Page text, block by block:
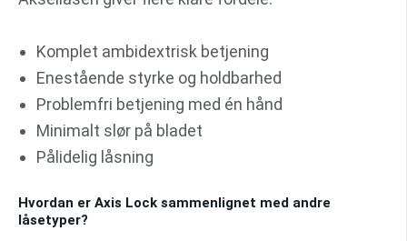
Komplet ambidextrisk betjening
Enestående styrke og holdbarhed
Problemfri betjening med én hånd
Minimalt slør på bladet
Pålidelig låsning
Hvordan er Axis Lock sammenlignet med andre
låsetyper?